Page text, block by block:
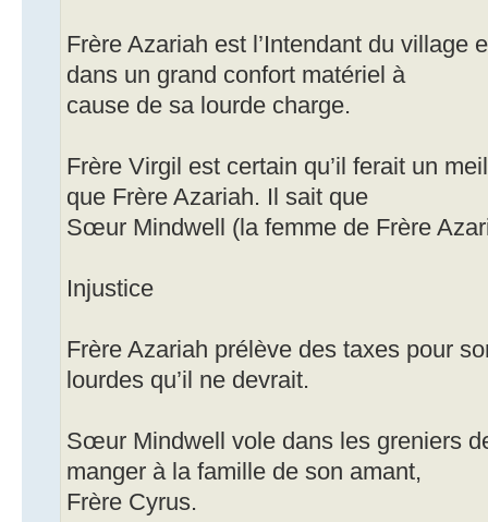
Frère Azariah est l’Intendant du village
dans un grand confort matériel à
cause de sa lourde charge.
Frère Virgil est certain qu’il ferait un
que Frère Azariah. Il sait que
Sœur Mindwell (la femme de Frère
Injustice
Frère Azariah prélève des taxes pour
lourdes qu’il ne devrait.
Sœur Mindwell vole dans les greniers
manger à la famille de son amant,
Frère Cyrus.